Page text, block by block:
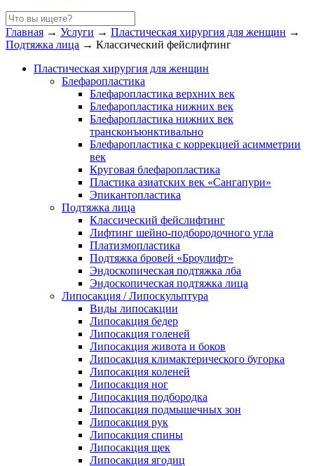
Главная → Услуги → Пластическая хирургия для женщин →
Подтяжка лица → Классический фейслифтинг
Пластическая хирургия для женщин
Блефаропластика
Блефаропластика верхних век
Блефаропластика нижних век
Блефаропластика нижних век
трансконъюнктивально
Блефаропластика с коррекцией асимметрии
век
Круговая блефаропластика
Пластика азиатских век «Сангапури»
Эпикантопластика
Подтяжка лица
Классический фейслифтинг
Лифтинг шейно-подбородочного угла
Платизмопластика
Подтяжка бровей «Броулифт»
Эндоскопическая подтяжка лба
Эндоскопическая подтяжка лица
Липосакция / Липоскульптура
Виды липосакции
Липосакция бедер
Липосакция голеней
Липосакция живота и боков
Липосакция климактерического бугорка
Липосакция коленей
Липосакция ног
Липосакция подбородка
Липосакция подмышечных зон
Липосакция рук
Липосакция спины
Липосакция щек
Липосакция ягодиц